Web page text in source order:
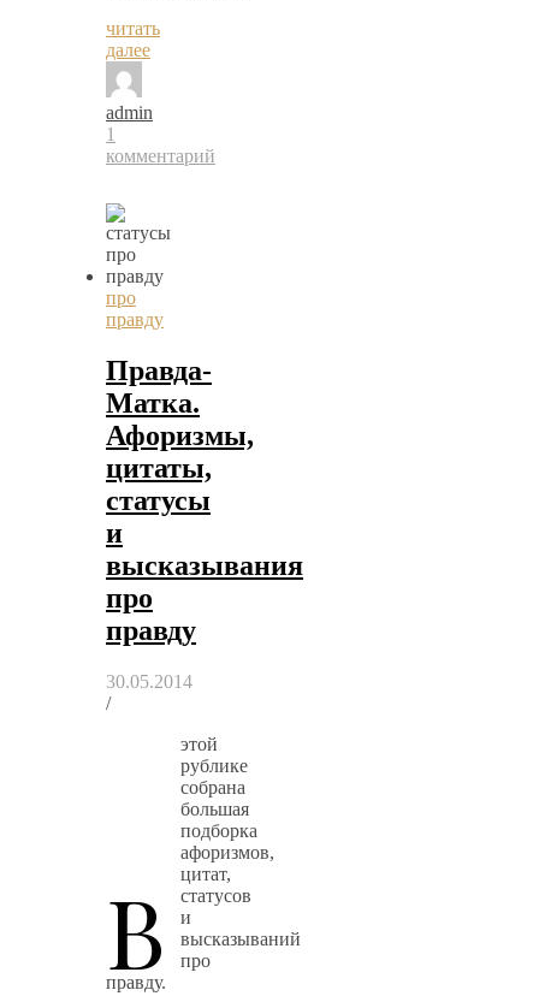
читать
далее
admin
1
комментарий
про
правду
Правда-
Матка.
Афоризмы,
цитаты,
статусы
и
высказывания
про
правду
30.05.2014
/
В
этой
рублике
собрана
большая
подборка
афоризмов,
цитат,
статусов
и
высказываний
про
правду.